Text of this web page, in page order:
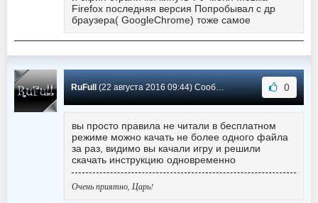
Firefox последняя версия Попробывал с др
браузера( GoogleChrome) тоже самое
RuFull (22 августа 2016 09:44) Сообщение #2 0
вы просто правила не читали в бесплатном
режиме можно качать не более одного файла
за раз, видимо вы качали игру и решили
скачать инструкцию одновременно
Очень приятно, Царь!